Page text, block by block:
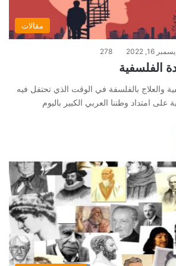
مقالات
16, 2022
278
الفلسفية
والعلاج بالفلسفة في الوقت الذي تحتفل فيه
امتداد وطننا العربي الكبير باليوم